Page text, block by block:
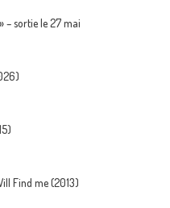
– sortie le 27 mai
Find me (2013)